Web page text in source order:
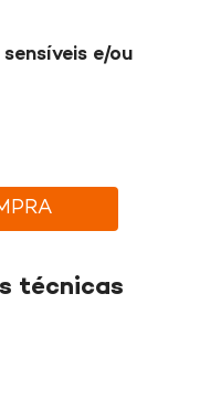
e/ou
técnicas